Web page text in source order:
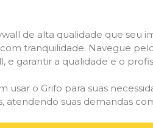
de alta qualidade que seu
tranquilidade. Navegue
e garantir a qualidade e o
usar o Grifo para suas
atendendo suas demandas